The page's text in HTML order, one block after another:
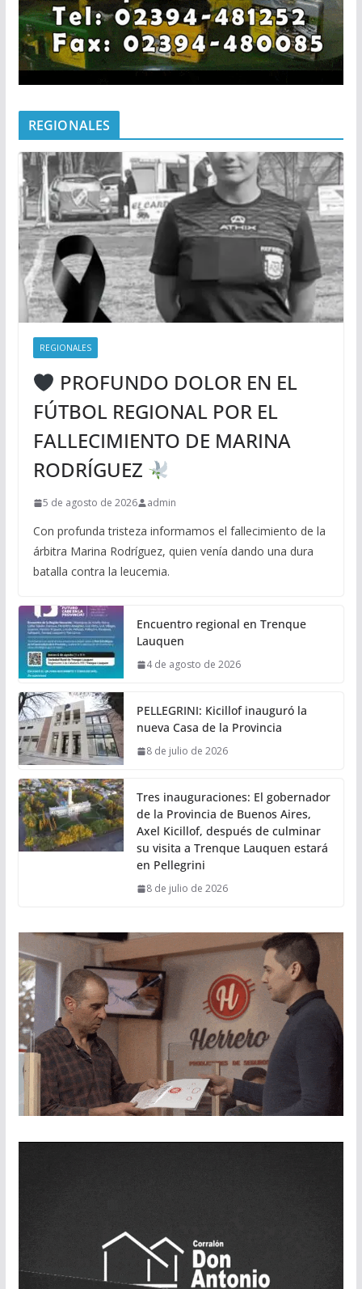
REGIONALES
REGIONALES
PROFUNDO DOLOR EN EL
FÚTBOL REGIONAL POR EL
FALLECIMIENTO DE MARINA
RODRÍGUEZ
5 de agosto de 2026 admin
Con profunda tristeza informamos el fallecimiento de la
árbitra Marina Rodríguez, quien venía dando una dura
batalla contra la leucemia.
Encuentro regional en Trenque
Lauquen
4 de agosto de 2026
PELLEGRINI: Kicillof inauguró la
nueva Casa de la Provincia
8 de julio de 2026
Tres inauguraciones: El gobernador
de la Provincia de Buenos Aires,
Axel Kicillof, después de culminar
su visita a Trenque Lauquen estará
en Pellegrini
8 de julio de 2026